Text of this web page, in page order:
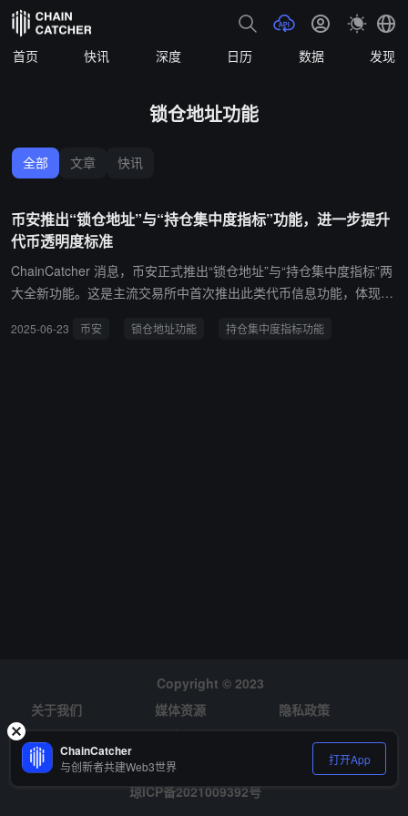
首页 快讯 深度 日历 数据 发现
锁仓地址功能
全部 文章 快讯
币安推出“锁仓地址”与“持仓集中度指标”功能，进一步提升
代币透明度标准
ChainCatcher 消息，币安正式推出“锁仓地址”与“持仓集中度指标”两
大全新功能。这是主流交易所中首次推出此类代币信息功能，体现了
多代币经济模型相关信息后，可进一步优化自身的交易决策。相关透
2025-06-23 币安 锁仓地址功能 持仓集中度指标功能
Copyright © 2023
关于我们
媒体资源
隐私政策
风险提示
招聘
琼ICP备2021009392号
ChainCatcher
与创新者共建Web3世界 打开App